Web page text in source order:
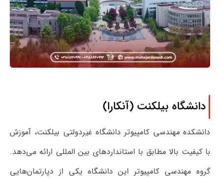
دانشگاه بیلکنت (آنکارا)
دانشکده مهندسی کامپیوتر دانشگاه غیردولتی بیلکنت، آموزش
با کیفیت بالا مطابق با استانداردهای بین المللی ارائه می‌دهد.
گروه مهندسی کامپیوتر این دانشگاه یکی از دپارتمان‌هایی